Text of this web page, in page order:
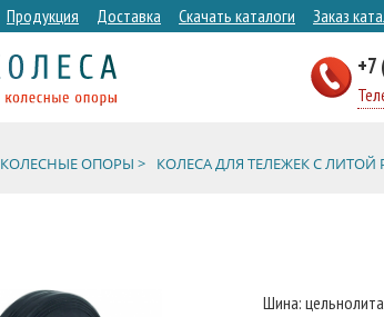
Продукция Доставка Скачать каталоги Заказ
+7
КОЛЕСНЫЕ ОПОРЫ > КОЛЕСА ДЛЯ ТЕЛЕЖЕК С ЛИТОЙ
Шина: